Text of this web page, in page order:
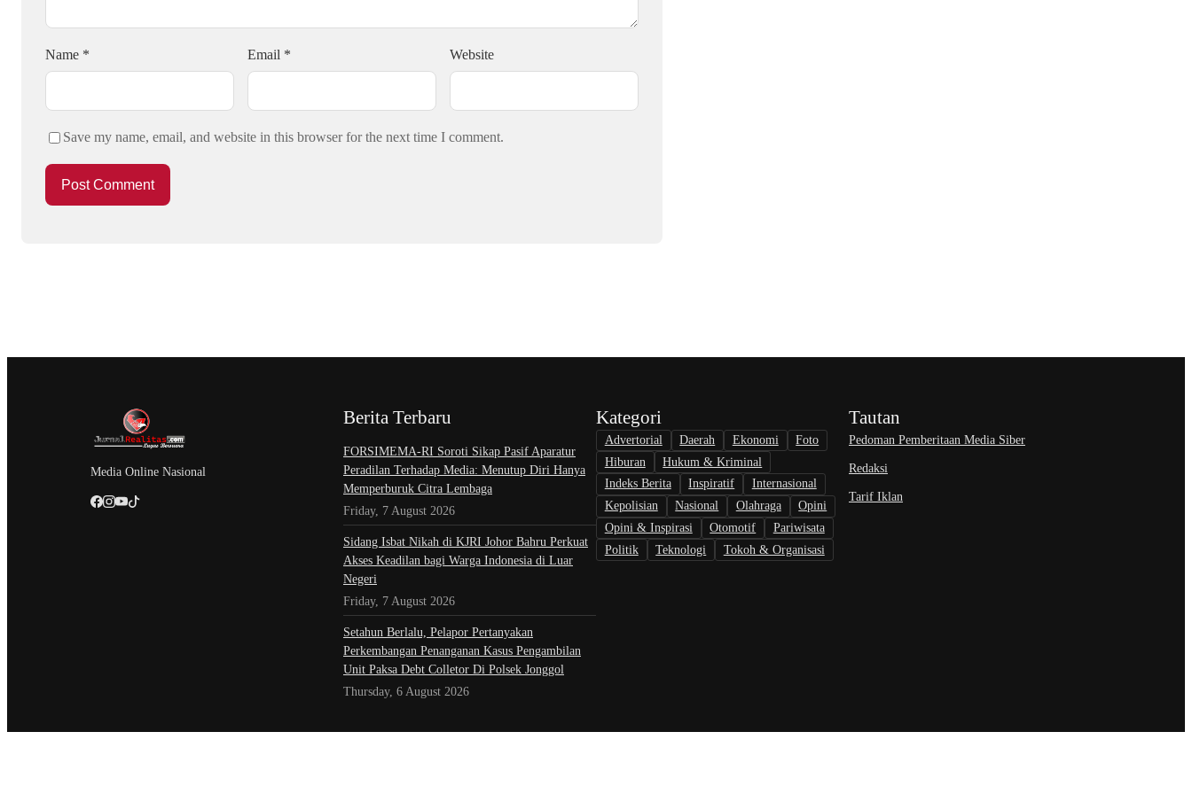
Name * Email * Website
Save my name, email, and website in this browser for the next time I comment.
Media Online Nasional
Berita Terbaru
​FORSIMEMA-RI Soroti Sikap Pasif Aparatur
Peradilan Terhadap Media: Menutup Diri Hanya
Memperburuk Citra Lembaga
Friday, 7 August 2026
Sidang Isbat Nikah di KJRI Johor Bahru Perkuat
Akses Keadilan bagi Warga Indonesia di Luar
Negeri
Friday, 7 August 2026
Setahun Berlalu, Pelapor Pertanyakan
Perkembangan Penanganan Kasus Pengambilan
Unit Paksa Debt Colletor Di Polsek Jonggol
Thursday, 6 August 2026
Kategori
Advertorial Daerah Ekonomi
Foto
Hiburan
Hukum & Kriminal
Indeks Berita
Inspiratif
Internasional
Kepolisian
Nasional Olahraga
Opini
Opini & Inspirasi
Otomotif
Pariwisata
Politik
Teknologi Tokoh & Organisasi
Tautan
Pedoman Pemberitaan Media Siber
Redaksi
Tarif Iklan